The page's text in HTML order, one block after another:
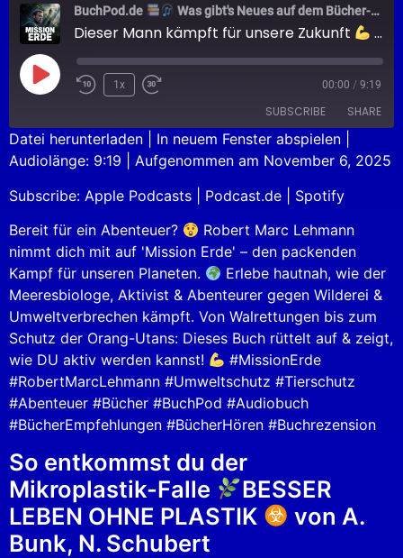
BuchPod.de Was gibt's Neues auf dem Bücher-Markt?
Dieser Mann kämpft für unsere Zukunft MISSION ERDE
1x 00:00 / 9:19
SUBSCRIBE SHARE
Apple Podcasts Podcast.de
Spotify
RSS FEED
SHARE
LINK
EMBED
Datei herunterladen In neuem Fenster abspielen
Audiolänge: 9:19
Aufgenommen am November 6, 2025
Subscribe: Apple Podcasts Podcast.de
Spotify
Bereit für ein Abenteuer?
Robert Marc Lehmann
nimmt dich mit auf 'Mission Erde' – den packenden
Kampf für unseren Planeten.
Erlebe hautnah, wie der
Meeresbiologe, Aktivist & Abenteurer gegen Wilderei &
Umweltverbrechen kämpft. Von Walrettungen bis zum
Schutz der Orang-Utans: Dieses Buch rüttelt auf & zeigt,
wie DU aktiv werden kannst!
#MissionErde
#RobertMarcLehmann #Umweltschutz #Tierschutz
#Abenteuer #Bücher #BuchPod #Audiobuch
#BücherEmpfehlungen #BücherHören #Buchrezension
So entkommst du der
Mikroplastik-Falle
BESSER
LEBEN OHNE PLASTIK
von A.
Bunk, N. Schubert